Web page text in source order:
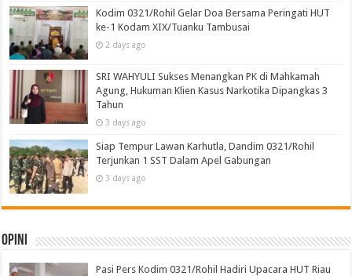
Kodim 0321/Rohil Gelar Doa Bersama Peringati HUT
ke-1 Kodam XIX/Tuanku Tambusai
2 days ago
SRI WAHYULI Sukses Menangkan PK di Mahkamah
Agung, Hukuman Klien Kasus Narkotika Dipangkas 3
Tahun
3 days ago
Siap Tempur Lawan Karhutla, Dandim 0321/Rohil
Terjunkan 1 SST Dalam Apel Gabungan
3 days ago
Opini
Pasi Pers Kodim 0321/Rohil Hadiri Upacara HUT Riau